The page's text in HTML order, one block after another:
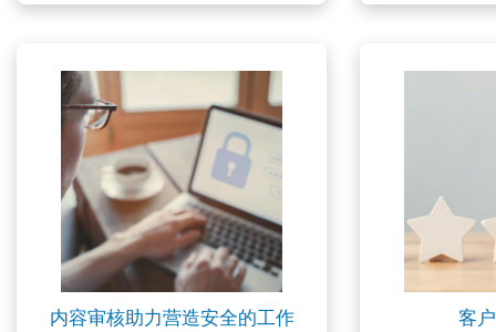
内容审核助力营造安全的工作
客